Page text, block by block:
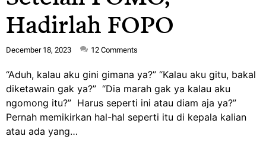
Hadirlah FOPO
December 18, 2023 12 Comments
“Aduh, kalau aku gini gimana ya?” “Kalau aku gitu, bakal
diketawain gak ya?” “Dia marah gak ya kalau aku
ngomong itu?” Harus seperti ini atau diam aja ya?”
Pernah memikirkan hal-hal seperti itu di kepala kalian
atau ada yang…